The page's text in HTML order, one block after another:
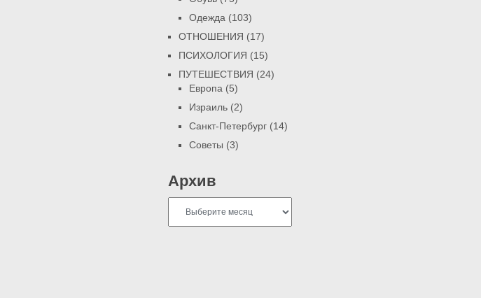
Одежда (103)
ОТНОШЕНИЯ (17)
ПСИХОЛОГИЯ (15)
ПУТЕШЕСТВИЯ (24)
Европа (5)
Израиль (2)
Санкт-Петербург (14)
Советы (3)
Архив